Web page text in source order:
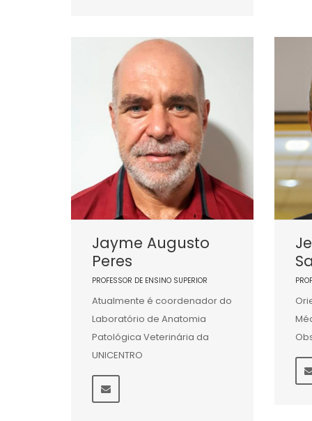
Jayme Augusto
Peres
PROFESSOR DE ENSINO SUPERIOR
Atualmente é coordenador do
Laboratório de Anatomia
Patológica Veterinária da
UNICENTRO